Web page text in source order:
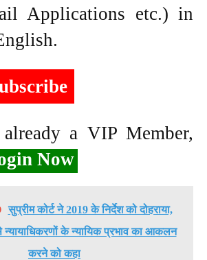
Applications etc.) in
a VIP Member,
Now
सुप्रीम कोर्ट ने 2019 के निर्देश को दोहराया,
के न्यायिक प्रभाव का आकलन
करने को कहा